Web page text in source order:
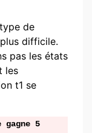
de
difficile.
pas les états
les
t1 se
5